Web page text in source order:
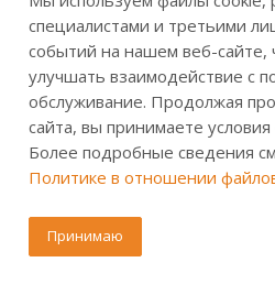
Информация для
Сервисная
Сертификаты и
Доставка и
Обмен и
специалистами и третьими
событий на нашем веб-сайте,
улучшать взаимодействие с
обслуживание. Продолжая
сайта, вы принимаете условия
Более подробные сведения
Политике в отношении
Принимаю